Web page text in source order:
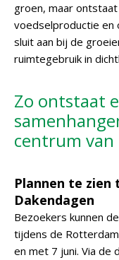
groen, maar
voedselproductie
sluit aan bij de
ruimtegebruik in
Zo ontstaat
centrum
Plannen te
Dakendagen
Bezoekers kunnen
tijdens de
en met 7 juni. Via de